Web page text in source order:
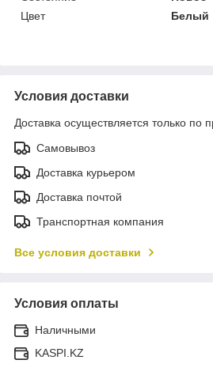
Цвет
Белый
Условия доставки
Доставка осуществляется только по
Самовывоз
Доставка курьером
Доставка почтой
Транспортная компания
Все условия доставки
Условия оплаты
Наличными
KASPI.KZ